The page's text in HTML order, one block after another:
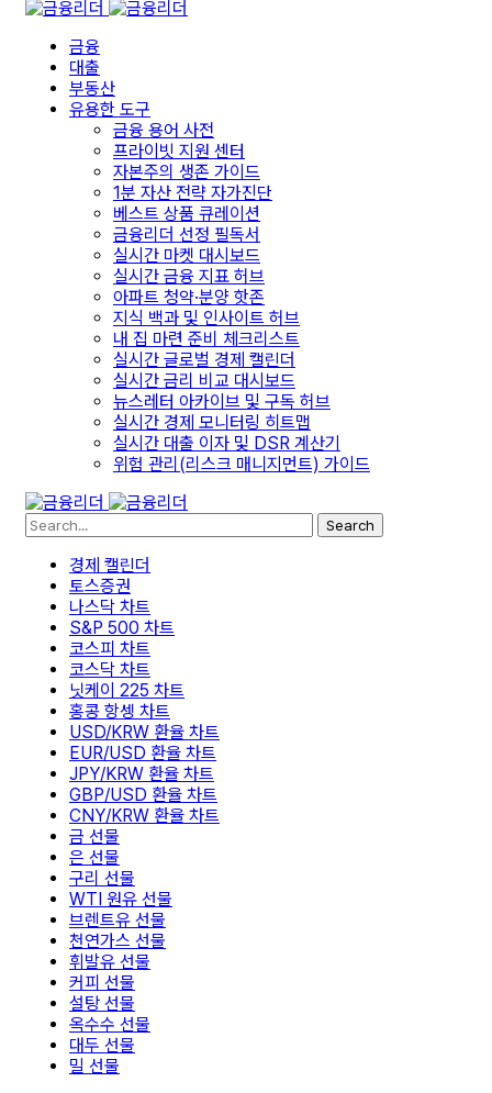
금융
대출
부동산
유용한 도구
금융 용어 사전
프라이빗 지원 센터
자본주의 생존 가이드
1분 자산 전략 자가진단
베스트 상품 큐레이션
금융리더 선정 필독서
실시간 마켓 대시보드
실시간 금융 지표 허브
아파트 청약·분양 핫존
지식 백과 및 인사이트 허브
내 집 마련 준비 체크리스트
실시간 글로벌 경제 캘린더
실시간 금리 비교 대시보드
뉴스레터 아카이브 및 구독 허브
실시간 경제 모니터링 히트맵
실시간 대출 이자 및 DSR 계산기
위험 관리(리스크 매니지먼트) 가이드
Search
경제 캘린더
토스증권
나스닥 차트
S&P 500 차트
코스피 차트
코스닥 차트
닛케이 225 차트
홍콩 항셍 차트
USD/KRW 환율 차트
EUR/USD 환율 차트
JPY/KRW 환율 차트
GBP/USD 환율 차트
CNY/KRW 환율 차트
금 선물
은 선물
구리 선물
WTI 원유 선물
브렌트유 선물
천연가스 선물
휘발유 선물
커피 선물
설탕 선물
옥수수 선물
대두 선물
밀 선물